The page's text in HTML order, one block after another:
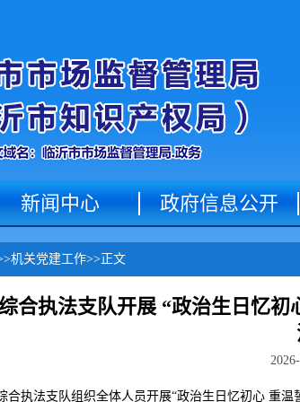
新闻中心 政府信息公开
机关党建工作>> 正文
合执法支队开展 “政治生日忆
合执法支队组织全体人员开展“政治生日忆初心 重温